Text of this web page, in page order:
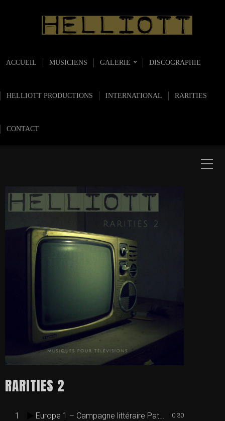
ACCUEIL MUSICIENS GALERIE DISCOGRAPHIE
HELLIOTT PRODUCTIONS INTERNATIONAL RARITIES
CONTACT
RARITIES 2
1 Europe 1 – Campagne littéraire Patrick Boucheron 0:30